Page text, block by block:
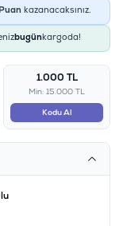
Puan kazanacaksınız.
bugünkargoda!
1.000 TL
Min: 15.000 TL
Kodu Al